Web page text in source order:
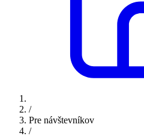
/
Pre návštevníkov
/